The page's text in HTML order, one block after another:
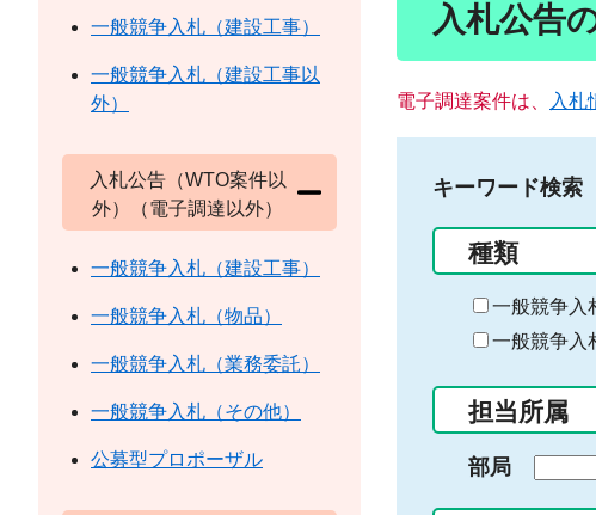
入札公告
電子調達案件は、 入札
キーワード検索
種類
一般競争入
一般競争入
担当所属
部局
一般競争入札（建設工事）
一般競争入札（建設工事以
外）
入札公告（WTO案件以
外）（電子調達以外）
一般競争入札（建設工事）
一般競争入札（物品）
一般競争入札（業務委託）
一般競争入札（その他）
公募型プロポーザル